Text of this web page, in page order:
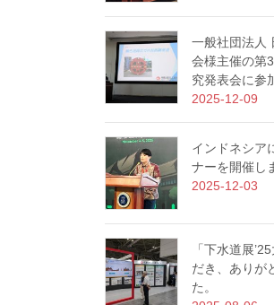
一般社団法人
会様主催の第
究発表会に参
2025-12-09
インドネシア
ナーを開催し
2025-12-03
「下水道展
だき、ありが
た。